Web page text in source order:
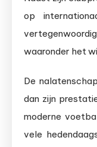
op
waaronder het
De
dan zijn
moderne
vele